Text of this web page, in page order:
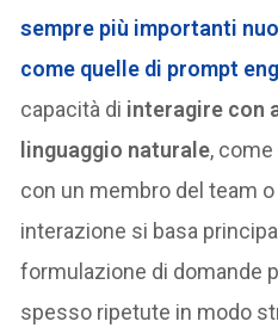
sempre più importanti
come quelle di prompt
capacità di interagire con
linguaggio naturale,
con un membro del team
interazione si basa
formulazione di domande
spesso ripetute in modo